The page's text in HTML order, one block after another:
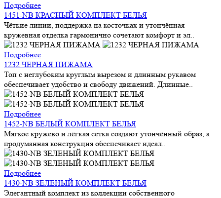
Подробнее
1451-NB КРАСНЫЙ КОМПЛЕКТ БЕЛЬЯ
Чёткие линии, поддержка на косточках и утончённая
кружевная отделка гармонично сочетают комфорт и эл..
Подробнее
1232 ЧЕРНАЯ ПИЖАМА
Топ с неглубоким круглым вырезом и длинным рукавом
обеспечивает удобство и свободу движений. Длинные..
Подробнее
1452-NB БЕЛЫЙ КОМПЛЕКТ БЕЛЬЯ
Мягкое кружево и лёгкая сетка создают утончённый образ, а
продуманная конструкция обеспечивает идеал..
Подробнее
1430-NB ЗЕЛЕНЫЙ КОМПЛЕКТ БЕЛЬЯ
Элегантный комплект из коллекции собственного